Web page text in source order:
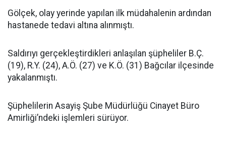
Gölçek, olay yerinde yapılan ilk müdahalenin ardından
hastanede tedavi altına alınmıştı.
Saldırıyı gerçekleştirdikleri anlaşılan şüpheliler B.Ç.
(19), R.Y. (24), A.Ö. (27) ve K.Ö. (31) Bağcılar ilçesinde
yakalanmıştı.
Şüphelilerin Asayiş Şube Müdürlüğü Cinayet Büro
Amirliği’ndeki işlemleri sürüyor.